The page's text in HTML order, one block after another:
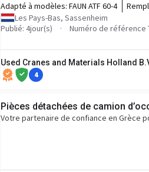
Adapté à modèles: FAUN ATF 60-4
Les Pays-Bas, Sassenheim
Publié: 4jour(s)
Numéro de référence
Used Cranes and Materials Holland
4
Pièces détachées de camion
Votre partenaire de confiance en Grèce